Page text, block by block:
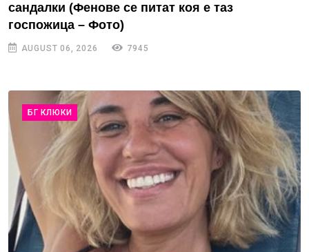
сандалки (Фенове се питат коя е таз
госпожица – Фото)
AUGUST 06, 2026 7945
БГ КЛЮКИ